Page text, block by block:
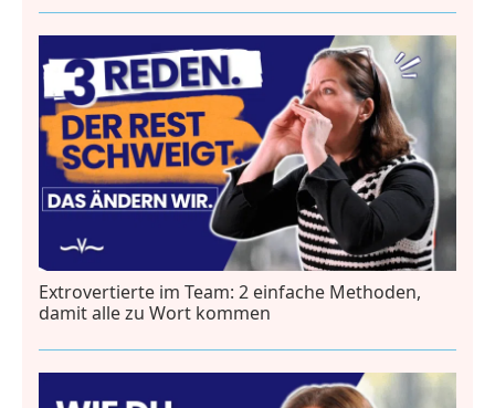
Extrovertierte im Team: 2 einfache Methoden,
damit alle zu Wort kommen